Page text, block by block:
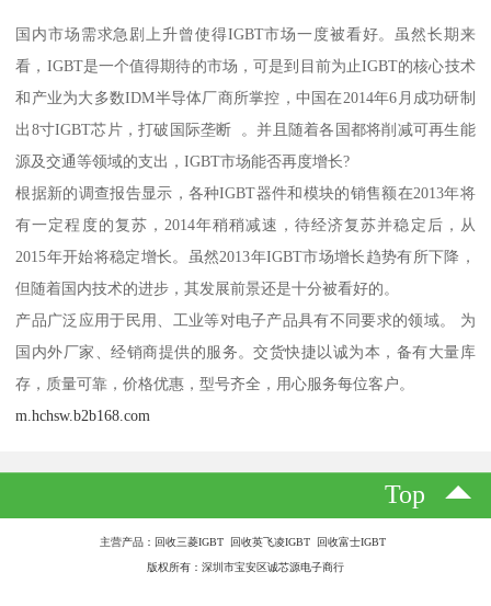
国内市场需求急剧上升曾使得IGBT市场一度被看好。虽然长期来
看，IGBT是一个值得期待的市场，可是到目前为止IGBT的核心技术
和产业为大多数IDM半导体厂商所掌控，中国在2014年6月成功研制
出8寸IGBT芯片，打破国际垄断 。并且随着各国都将削减可再生能
源及交通等领域的支出，IGBT市场能否再度增长?
根据新的调查报告显示，各种IGBT器件和模块的销售额在2013年将
有一定程度的复苏，2014年稍稍减速，待经济复苏并稳定后，从
2015年开始将稳定增长。虽然2013年IGBT市场增长趋势有所下降，
但随着国内技术的进步，其发展前景还是十分被看好的。
产品广泛应用于民用、工业等对电子产品具有不同要求的领域。 为
国内外厂家、经销商提供的服务。交货快捷以诚为本，备有大量库
存，质量可靠，价格优惠，型号齐全，用心服务每位客户。
m.hchsw.b2b168.com
Top
主营产品：回收三菱IGBT 回收英飞凌IGBT 回收富士IGBT
版权所有：深圳市宝安区诚芯源电子商行